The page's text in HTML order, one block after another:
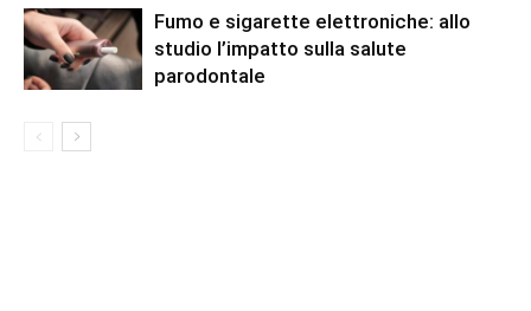
Fumo e sigarette elettroniche: allo
studio l’impatto sulla salute
parodontale